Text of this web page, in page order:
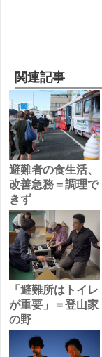
関連記事
避難者の食生活、
改善急務＝調理で
きず
「避難所はトイレ
が重要」＝登山家
の野